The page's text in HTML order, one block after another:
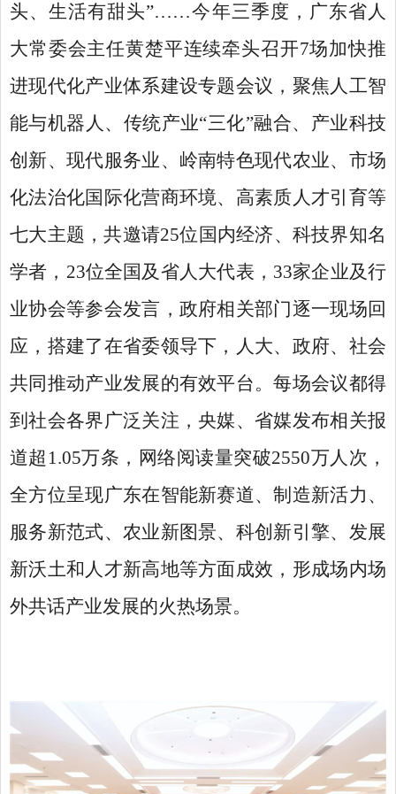
头、生活有甜头”……今年三季度，广东省人
大常委会主任黄楚平连续牵头召开7场加快推
进现代化产业体系建设专题会议，聚焦人工智
能与机器人、传统产业“三化”融合、产业科技
创新、现代服务业、岭南特色现代农业、市场
化法治化国际化营商环境、高素质人才引育等
七大主题，共邀请25位国内经济、科技界知名
学者，23位全国及省人大代表，33家企业及行
业协会等参会发言，政府相关部门逐一现场回
应，搭建了在省委领导下，人大、政府、社会
共同推动产业发展的有效平台。每场会议都得
到社会各界广泛关注，央媒、省媒发布相关报
道超1.05万条，网络阅读量突破2550万人次，
全方位呈现广东在智能新赛道、制造新活力、
服务新范式、农业新图景、科创新引擎、发展
新沃土和人才新高地等方面成效，形成场内场
外共话产业发展的火热场景。